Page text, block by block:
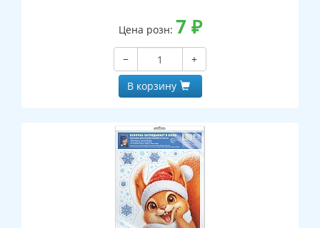
Цена розн: 7 ₽
−
+
В корзину